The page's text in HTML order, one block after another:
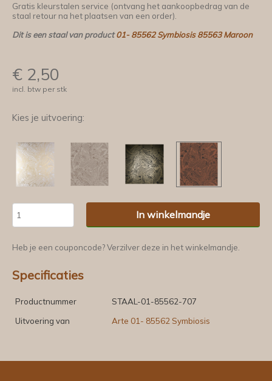
Gratis kleurstalen service (ontvang het aankoopbedrag van de
staal retour na het plaatsen van een order).
Dit is een staal van product01- 85562 Symbiosis 85563 Maroon
€ 2,50
incl. btw per stk
Kies je uitvoering:
In winkelmandje
Heb je een couponcode? Verzilver deze in het winkelmandje.
Specificaties
Productnummer
STAAL-01-85562-707
Uitvoering van
Arte 01- 85562 Symbiosis